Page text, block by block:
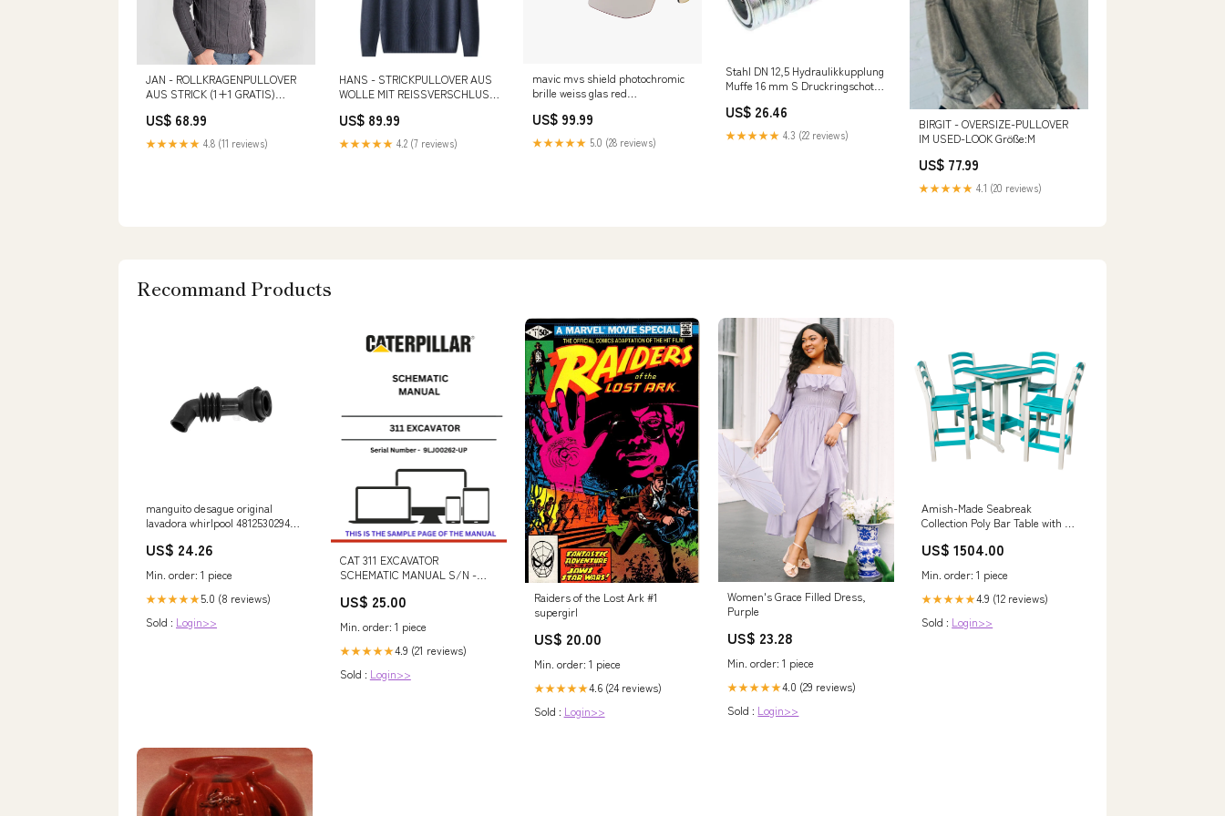
JAN - ROLLKRAGENPULLOVER
AUS STRICK (1+1 GRATIS)
US$ 68.99
★★★★★ 4.8 (11 reviews)
HANS - STRICKPULLOVER AUS
WOLLE MIT REISSVERSCHLUSS
US$ 89.99
★★★★★ 4.2 (7 reviews)
mavic mvs shield photochromic
brille weiss glas red
US$ 99.99
★★★★★ 5.0 (28 reviews)
Stahl DN 12,5 Hydraulikkupplung
Muffe 16 mm S Druckringschott
NewCategories/Fittings/Coupling/Hydraulic/Flat
face ISO 16028/CEJN Pressure
eliminator
US$ 26.46
★★★★★ 4.3 (22 reviews)
BIRGIT - OVERSIZE-PULLOVER
IM USED-LOOK Größe:M
US$ 77.99
★★★★★ 4.1 (20 reviews)
Recommand Products
manguito desague original
lavadora whirlpool 481253029495
US$ 24.26
Min. order: 1 piece
★★★★★5.0 (8 reviews)
Sold : Login>>
CAT 311 EXCAVATOR
SCHEMATIC MANUAL S/N -
BM ARTICULATED HAULER
1-99999 - PDF FILE
US$ 25.00
Min. order: 1 piece
★★★★★4.9 (21 reviews)
Sold : Login>>
Raiders of the Lost Ark #1
supergirl
US$ 20.00
Min. order: 1 piece
★★★★★4.6 (24 reviews)
Sold : Login>>
Women's Grace Filled Dress,
Purple
US$ 23.28
Min. order: 1 piece
★★★★★4.0 (29 reviews)
Sold : Login>>
Amish-Made Seabreak
Collection Poly Bar Table with 4
Farm
US$ 1504.00
Min. order: 1 piece
★★★★★4.9 (12 reviews)
Sold : Login>>